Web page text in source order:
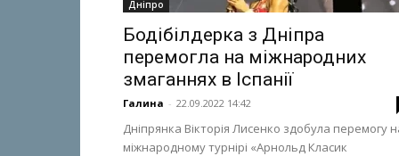
Дніпро
Бодібілдерка з Дніпра
перемогла на міжнародних
змаганнях в Іспанії
Галина - 22.09.2022 14:42
Дніпрянка Вікторія Лисенко здобула перемогу
міжнародному турнірі «Арнольд Класик